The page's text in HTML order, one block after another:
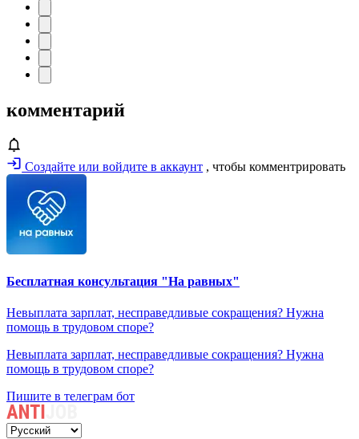
комментарий
Создайте или войдите в аккаунт , чтобы комментрировать
Бесплатная консультация "На равных"
Невыплата зарплат, несправедливые сокращения? Нужна
помощь в трудовом споре?
Невыплата зарплат, несправедливые сокращения? Нужна
помощь в трудовом споре?
Пишите в телеграм бот